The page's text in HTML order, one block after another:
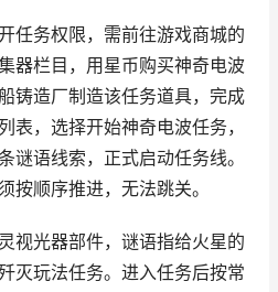
任务权限，需前往游戏商城的
器栏目，用星币购买神奇电波
铸造厂制造该任务道具，完成
表，选择开始神奇电波任务，
谜语线索，正式启动任务线。
按顺序推进，无法跳关。
视光器部件，谜语指给火星的
灭玩法任务。进入任务后按常